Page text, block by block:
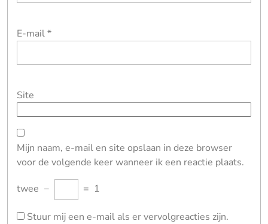
E-mail*
Site
Mijn naam, e-mail en site opslaan in deze browser
voor de volgende keer wanneer ik een reactie plaats.
twee − = 1
Stuur mij een e-mail als er vervolgreacties zijn.